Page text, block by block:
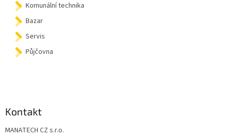
Komunální technika
Bazar
Servis
Půjčovna
Kontakt
MANATECH CZ s.r.o.